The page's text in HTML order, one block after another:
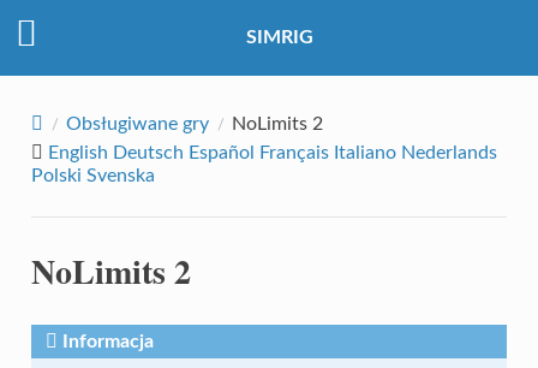
SIMRIG
Obsługiwane gry
NoLimits 2
English Deutsch Español Français Italiano Nederlands
Polski Svenska
NoLimits 2
Informacja